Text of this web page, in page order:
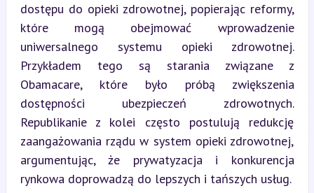
dostępu do opieki zdrowotnej, popierając reformy,
które mogą obejmować wprowadzenie
uniwersalnego systemu opieki zdrowotnej.
Przykładem tego są starania związane z
Obamacare, które było próbą zwiększenia
dostępności ubezpieczeń zdrowotnych.
Republikanie z kolei często postulują redukcję
zaangażowania rządu w system opieki zdrowotnej,
argumentując, że prywatyzacja i konkurencja
rynkowa doprowadzą do lepszych i tańszych usług.